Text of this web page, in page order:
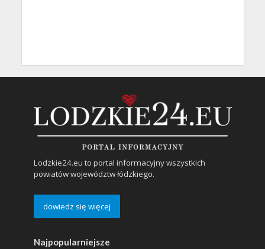
Lodzkie24.eu to portal informacyjny wszystkich
powiatów województw łódzkiego.
dowiedz się więcej
Najpopularniejsze